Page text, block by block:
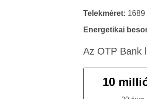
Telekméret: 1689
Energetikai
Az OTP Bank
10